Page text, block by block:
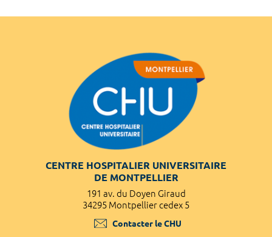
CENTRE HOSPITALIER UNIVERSITAIRE
DE MONTPELLIER
191 av. du Doyen Giraud
34295 Montpellier cedex 5
Contacter le CHU